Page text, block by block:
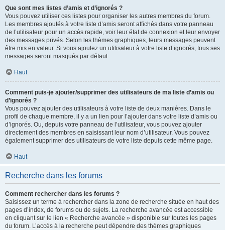
Que sont mes listes d’amis et d’ignorés ?
Vous pouvez utiliser ces listes pour organiser les autres membres du forum.
Les membres ajoutés à votre liste d’amis seront affichés dans votre panneau
de l’utilisateur pour un accès rapide, voir leur état de connexion et leur envoyer
des messages privés. Selon les thèmes graphiques, leurs messages peuvent
être mis en valeur. Si vous ajoutez un utilisateur à votre liste d’ignorés, tous ses
messages seront masqués par défaut.
Haut
Comment puis-je ajouter/supprimer des utilisateurs de ma liste d’amis ou
d’ignorés ?
Vous pouvez ajouter des utilisateurs à votre liste de deux manières. Dans le
profil de chaque membre, il y a un lien pour l’ajouter dans votre liste d’amis ou
d’ignorés. Ou, depuis votre panneau de l’utilisateur, vous pouvez ajouter
directement des membres en saisissant leur nom d’utilisateur. Vous pouvez
également supprimer des utilisateurs de votre liste depuis cette même page.
Haut
Recherche dans les forums
Comment rechercher dans les forums ?
Saisissez un terme à rechercher dans la zone de recherche située en haut des
pages d’index, de forums ou de sujets. La recherche avancée est accessible
en cliquant sur le lien « Recherche avancée » disponible sur toutes les pages
du forum. L’accès à la recherche peut dépendre des thèmes graphiques